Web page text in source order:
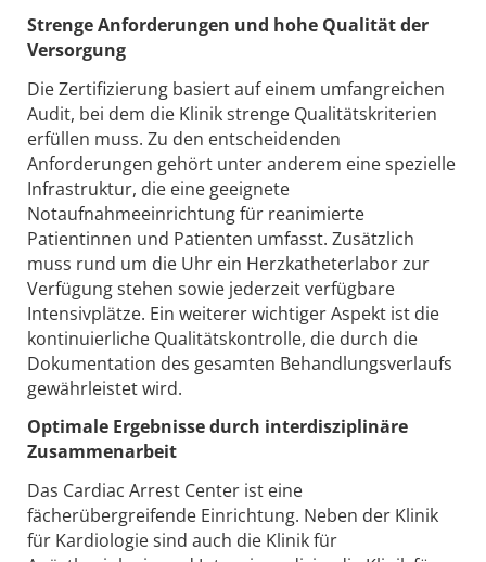
Strenge Anforderungen und hohe Qualität der
Versorgung
Die Zertifizierung basiert auf einem umfangreichen
Audit, bei dem die Klinik strenge Qualitätskriterien
erfüllen muss. Zu den entscheidenden
Anforderungen gehört unter anderem eine spezielle
Infrastruktur, die eine geeignete
Notaufnahmeeinrichtung für reanimierte
Patientinnen und Patienten umfasst. Zusätzlich
muss rund um die Uhr ein Herzkatheterlabor zur
Verfügung stehen sowie jederzeit verfügbare
Intensivplätze. Ein weiterer wichtiger Aspekt ist die
kontinuierliche Qualitätskontrolle, die durch die
Dokumentation des gesamten Behandlungsverlaufs
gewährleistet wird.
Optimale Ergebnisse durch interdisziplinäre
Zusammenarbeit
Das Cardiac Arrest Center ist eine
fächerübergreifende Einrichtung. Neben der Klinik
für Kardiologie sind auch die Klinik für